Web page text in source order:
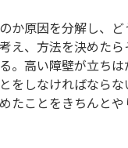
か原因を分解し、
え、方法を決めたら
。高い障壁が立ちは
をしなければなら
たことをきちんと